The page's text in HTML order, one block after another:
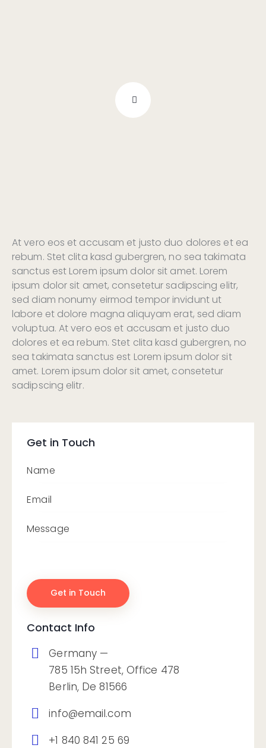
At vero eos et accusam et justo duo dolores et ea
rebum. Stet clita kasd gubergren, no sea takimata
sanctus est Lorem ipsum dolor sit amet. Lorem
ipsum dolor sit amet, consetetur sadipscing elitr,
sed diam nonumy eirmod tempor invidunt ut
labore et dolore magna aliquyam erat, sed diam
voluptua. At vero eos et accusam et justo duo
dolores et ea rebum. Stet clita kasd gubergren, no
sea takimata sanctus est Lorem ipsum dolor sit
amet. Lorem ipsum dolor sit amet, consetetur
sadipscing elitr.
Get in Touch
Contact Info
Germany —
785 15h Street, Office 478
Berlin, De 81566
info@email.com
+1 840 841 25 69